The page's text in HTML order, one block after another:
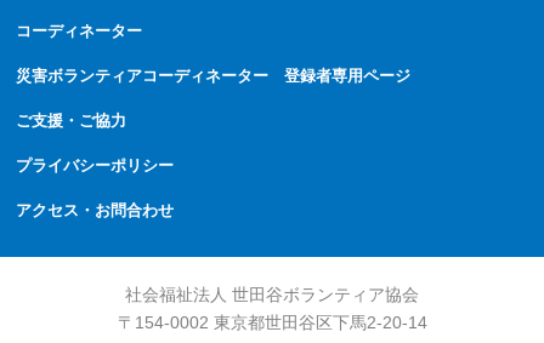
コーディネーター
災害ボランティアコーディネーター 登録者専用ページ
ご支援・ご協力
プライバシーポリシー
アクセス・お問合わせ
社会福祉法人 世田谷ボランティア協会
〒154-0002 東京都世田谷区下馬2-20-14